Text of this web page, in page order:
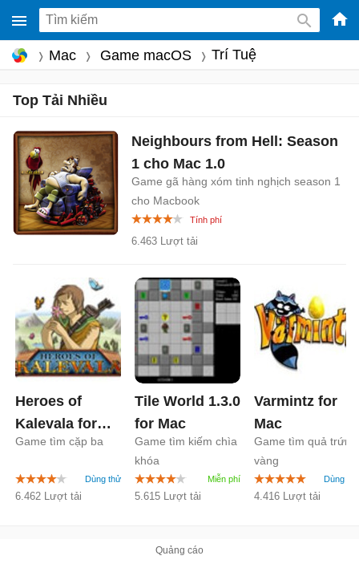
-
cho
Mac Game macOS Trí Tuệ
Top Tải Nhiều
Neighbours from Hell: Season
1 cho Mac 1.0
Game gã hàng xóm tinh nghịch season 1
cho Macbook
6.463 Lượt tải
Heroes of
Kalevala for
Mac
Game tìm cặp ba
6.462 Lượt tải
Tile World 1.3.0
for Mac
Game tìm kiếm chìa
khóa
5.615 Lượt tải
Varmintz for
Mac
Game tìm quả trứng
vàng
4.416 Lượt tải